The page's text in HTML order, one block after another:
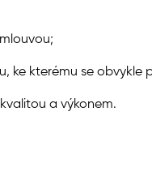
ke kterému se obvykle
a výkonem.